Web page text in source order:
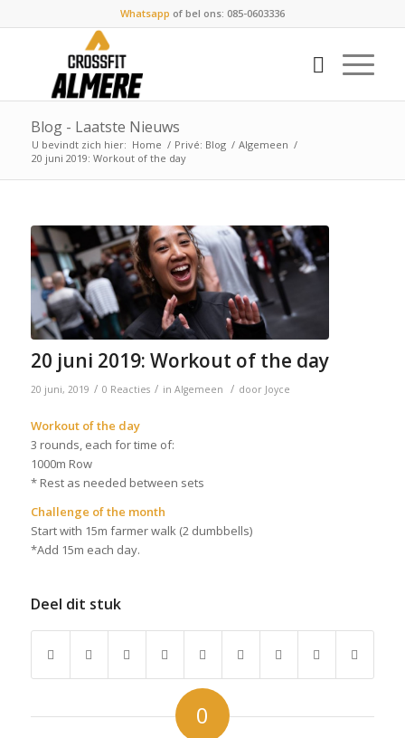
Whatsapp of bel ons: 085-0603336
Blog - Laatste Nieuws
U bevindt zich hier: Home / Privé: Blog / Algemeen /
20 juni 2019: Workout of the day
20 juni 2019: Workout of the day
20 juni, 2019 / 0 Reacties / in Algemeen / door Joyce
Workout of the day
3 rounds, each for time of:
1000m Row
* Rest as needed between sets
Challenge of the month
Start with 15m farmer walk (2 dumbbells)
*Add 15m each day.
Deel dit stuk
0